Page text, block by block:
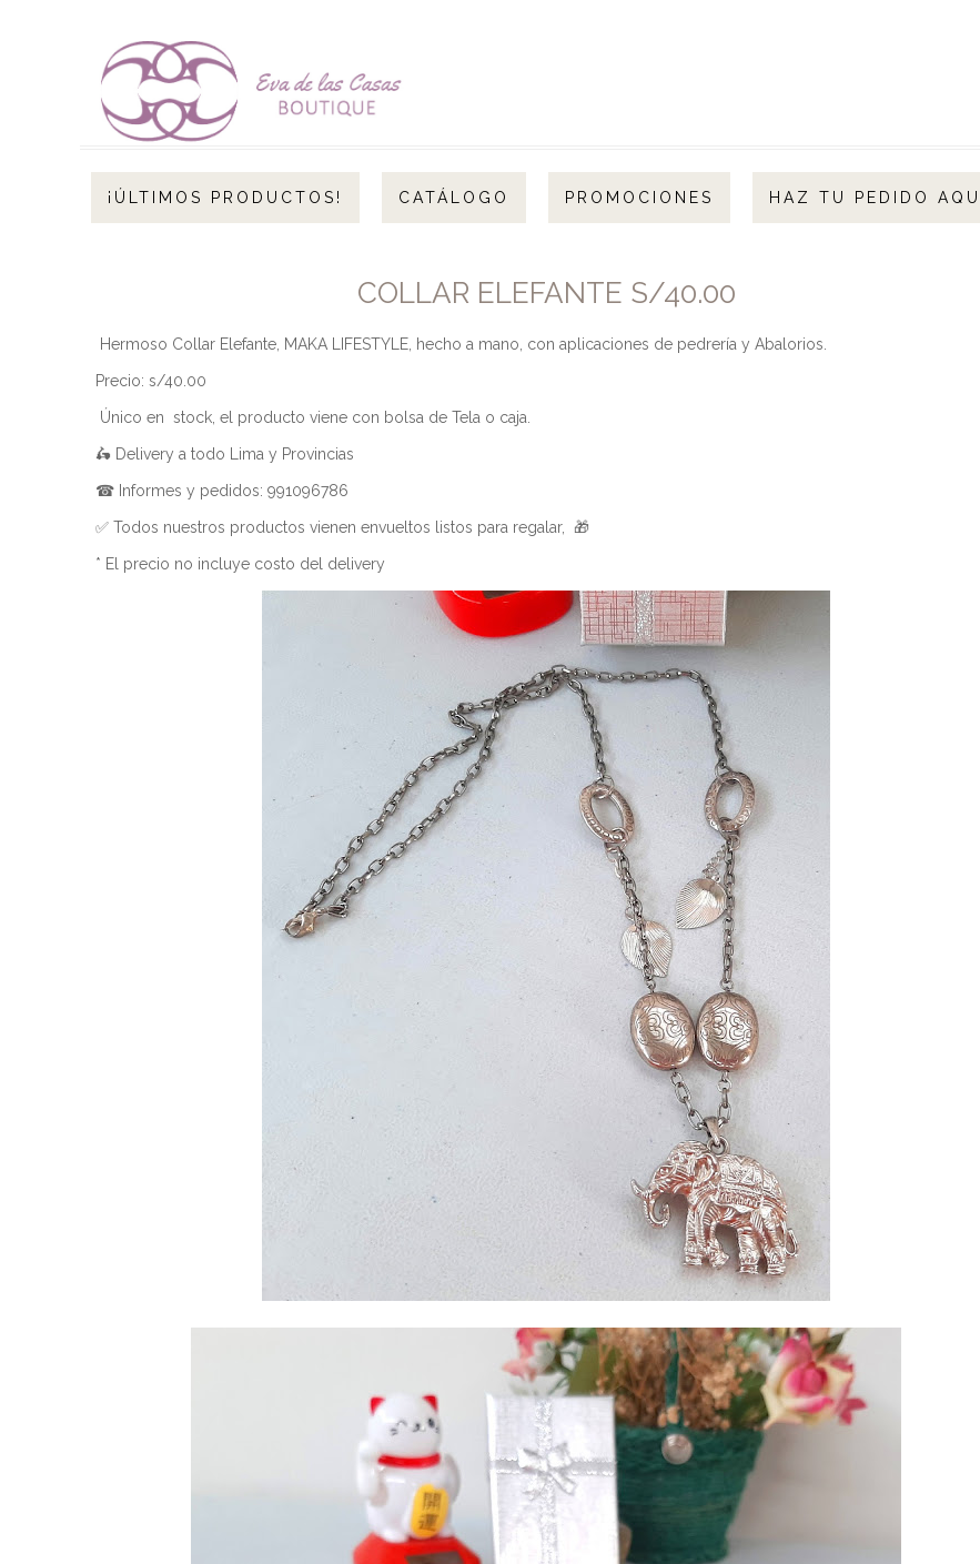
¡ÚLTIMOS PRODUCTOS! CATÁLOGO PROMOCIONES HAZ TU PEDIDO AQUÍ
COLLAR ELEFANTE S/40.00
Hermoso Collar Elefante, MAKA LIFESTYLE, hecho a mano, con aplicaciones de pedrería y Abalorios.
Precio: s/40.00
Único en stock, el producto viene con bolsa de Tela o caja.
🛵 Delivery a todo Lima y Provincias
☎ Informes y pedidos: 991096786
✅ Todos nuestros productos vienen envueltos listos para regalar, 🎁
* El precio no incluye costo del delivery